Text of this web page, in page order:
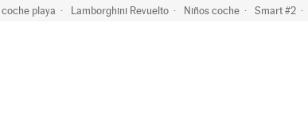
coche playa Lamborghini Revuelto Niños coche Smart #2